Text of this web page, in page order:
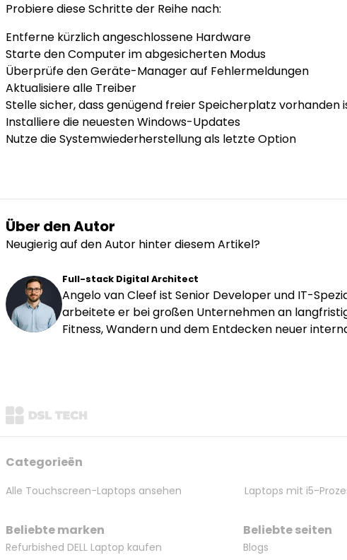
Probiere diese Schritte der Reihe nach:
Entferne kürzlich angeschlossene Hardware
Starte den Computer im abgesicherten Modus
Überprüfe den Geräte-Manager auf Fehlermeldungen
Aktualisiere alle Treiber
Stelle sicher, dass genügend freier Speicherplatz vorhanden
Installiere die neuesten Windows-Updates
Nutze die Systemwiederherstellung als letzte Option
Über den Autor
Neugierig auf den Autor hinter diesem Artikel?
Full-stack Digital Architect
Angelo van Cleef ist Senior Developer und IT-
arbeitete er bei großen Unternehmen an
Fitness, Wandern und dem Entdecken neuer
Categorieën
Alle Touchscreen-Laptops ansehen Laptops mit i5-
Beliebte marken
Refurbished DELL Laptop kaufen
Beliebte seiten
Blogs